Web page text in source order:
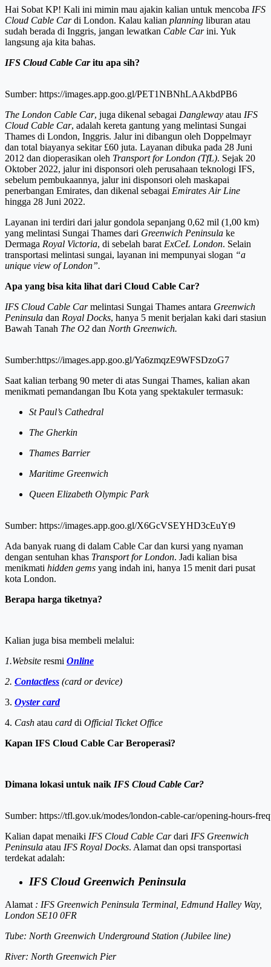
Hai Sobat KP! Kali ini mimin mau ajakin kalian untuk mencoba IFS
Cloud Cable Cardi London. Kalau kalian planning liburan atau
sudah berada di Inggris, jangan lewatkan Cable Carini. Yuk
langsung aja kita bahas.
IFS Cloud Cable Caritu apa sih?
Sumber: https://images.app.goo.gl/PET1NBNhLAAkbdPB6
The London Cable Car, juga dikenal sebagai Dangleway atau IFS
Cloud Cable Car, adalah kereta gantung yang melintasi Sungai
Thames di London, Inggris. Jalur ini dibangun oleh Doppelmayr
dan total biayanya sekitar £60 juta. Layanan dibuka pada 28 Juni
2012 dan dioperasikan oleh Transport for London (TfL). Sejak 20
Oktober 2022, jalur ini disponsori oleh perusahaan teknologi IFS,
sebelum pembukaannya, jalur ini disponsori oleh maskapai
penerbangan Emirates, dan dikenal sebagai Emirates Air Line
hingga 28 Juni 2022.
Layanan ini terdiri dari jalur gondola sepanjang 0,62 mil (1,00 km)
yang melintasi Sungai Thames dari Greenwich Peninsula ke
Dermaga Royal Victoria, di sebelah barat ExCeL London. Selain
transportasi melintasi sungai, layanan ini mempunyai slogan “a
unique view of London”.
Apa yang bisa kita lihat dari Cloud Cable Car?
IFS Cloud Cable Carmelintasi Sungai Thames antara Greenwich
Peninsula dan Royal Docks, hanya 5 menit berjalan kaki dari stasiun
Bawah Tanah The O2 dan North Greenwich.
Sumber:https://images.app.goo.gl/Ya6zmqzE9WFSDzoG7
Saat kalian terbang 90 meter di atas Sungai Thames, kalian akan
menikmati pemandangan Ibu Kota yang spektakuler termasuk:
St Paul’s Cathedral
The Gherkin
Thames Barrier
Maritime Greenwich
Queen Elizabeth Olympic Park
Sumber: https://images.app.goo.gl/X6GcVSEYHD3cEuYt9
Ada banyak ruang di dalam Cable Car dan kursi yang nyaman
dengan sentuhan khas Transport for London. Jadi kalian bisa
menikmati hidden gems yang indah ini, hanya 15 menit dari pusat
kota London.
Berapa harga tiketnya?
Kalian juga bisa membeli melalui:
1.Website resmi Online
2. Contactless (card or device)
3. Oyster card
4. Cash atau card di Official Ticket Office
Kapan IFS Cloud Cable Car Beroperasi?
Dimana lokasi untuk naik IFS Cloud Cable Car?
Sumber: https://tfl.gov.uk/modes/london-cable-car/opening-hours-
Kalian dapat menaiki IFS Cloud Cable Cardari IFS Greenwich
Peninsula atau IFS Royal Docks. Alamat dan opsi transportasi
terdekat adalah:
IFS Cloud Greenwich Peninsula
Alamat : IFS Greenwich Peninsula Terminal, Edmund Halley Way,
London SE10 0FR
Tube: North Greenwich Underground Station (Jubilee line)
River: North Greenwich Pier